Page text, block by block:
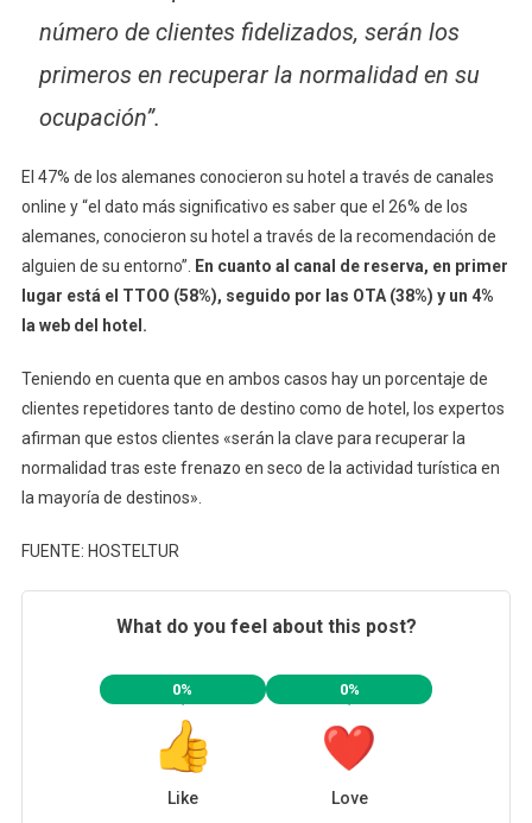
número de clientes fidelizados, serán los
primeros en recuperar la normalidad en su
ocupación”.
El 47% de los alemanes conocieron su hotel a través de canales
online y “el dato más significativo es saber que el 26% de los
alemanes, conocieron su hotel a través de la recomendación de
alguien de su entorno”. En cuanto al canal de reserva, en primer
lugar está el TTOO (58%), seguido por las OTA (38%) y un 4%
la web del hotel.
Teniendo en cuenta que en ambos casos hay un porcentaje de
clientes repetidores tanto de destino como de hotel, los expertos
afirman que estos clientes «serán la clave para recuperar la
normalidad tras este frenazo en seco de la actividad turística en
la mayoría de destinos».
FUENTE: HOSTELTUR
What do you feel about this post?
0%
Like
0%
Love